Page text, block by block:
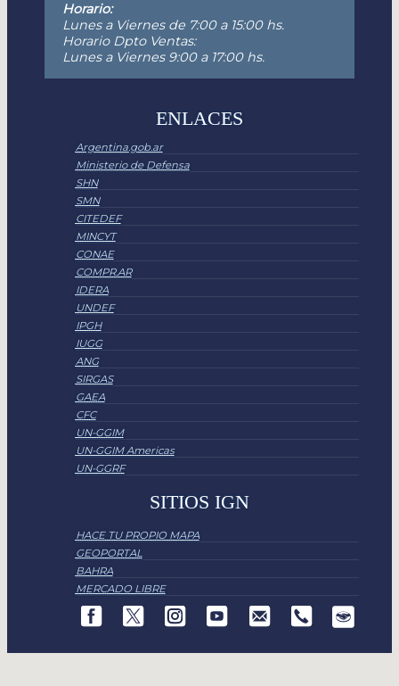
Horario:
Lunes a Viernes de 7:00 a 15:00 hs.
Horario Dpto Ventas:
Lunes a Viernes 9:00 a 17:00 hs.
ENLACES
Argentina.gob.ar
Ministerio de Defensa
SHN
SMN
CITEDEF
MINCYT
CONAE
COMPR.AR
IDERA
UNDEF
IPGH
IUGG
ANG
SIRGAS
GAEA
CFC
UN-GGIM
UN-GGIM Americas
UN-GGRF
SITIOS IGN
HACE TU PROPIO MAPA
GEOPORTAL
BAHRA
MERCADO LIBRE